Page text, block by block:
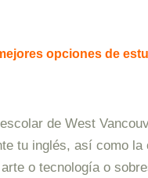
opciones de
de West
tu inglés, así como
o tecnología o